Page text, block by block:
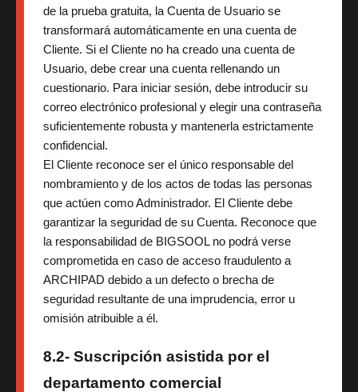
de la prueba gratuita, la Cuenta de Usuario se
transformará automáticamente en una cuenta de
Cliente. Si el Cliente no ha creado una cuenta de
Usuario, debe crear una cuenta rellenando un
cuestionario. Para iniciar sesión, debe introducir su
correo electrónico profesional y elegir una contraseña
suficientemente robusta y mantenerla estrictamente
confidencial.
El Cliente reconoce ser el único responsable del
nombramiento y de los actos de todas las personas
que actúen como Administrador. El Cliente debe
garantizar la seguridad de su Cuenta. Reconoce que
la responsabilidad de BIGSOOL no podrá verse
comprometida en caso de acceso fraudulento a
ARCHIPAD debido a un defecto o brecha de
seguridad resultante de una imprudencia, error u
omisión atribuible a él.
8.2- Suscripción asistida por el
departamento comercial